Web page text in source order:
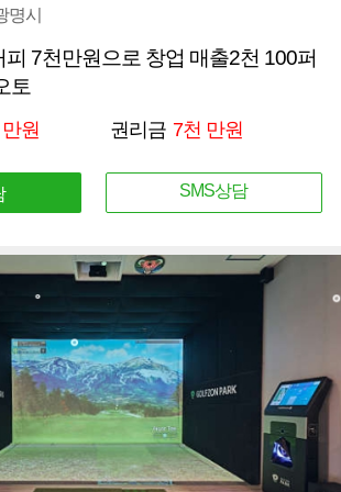
명시
7천만원으로 창업 매출2천 100퍼
토
원 권리금 7천 만원
SMS상담